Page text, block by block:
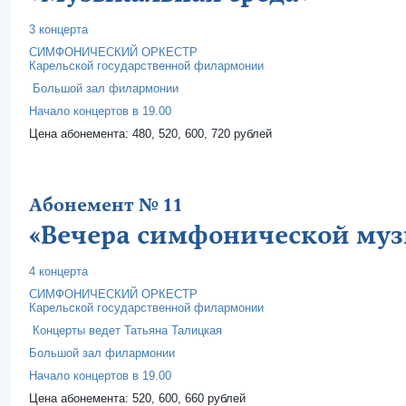
3 концерта
СИМФОНИЧЕСКИЙ ОРКЕСТР
Карельской государственной филармонии
Большой зал филармонии
Начало концертов в 19.00
Цена абонемента: 480, 520, 600, 720 рублей
Абонемент № 11
«Вечера симфонической
4 концерта
СИМФОНИЧЕСКИЙ ОРКЕСТР
Карельской государственной филармонии
Концерты ведет Татьяна Талицкая
Большой зал филармонии
Начало концертов в 19.00
Цена абонемента: 520, 600, 660 рублей